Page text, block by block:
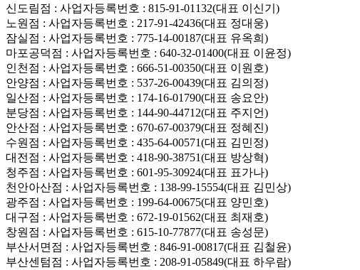
신도림점 : 사업자등록번호 : 815-91-01132(대표 이신기)
노원점 : 사업자등록번호 : 217-91-42436(대표 정대웅)
잠실점 : 사업자등록번호 : 775-14-00187(대표 유옥희)
마포공덕점 : 사업자등록번호 : 640-32-01400(대표 이윤정)
인천점 : 사업자등록번호 : 666-51-00350(대표 이원호)
안양점 : 사업자등록번호 : 537-26-00439(대표 김의정)
일산점 : 사업자등록번호 : 174-16-01790(대표 송요안)
분당점 : 사업자등록번호 : 144-90-44712(대표 주지언)
안산점 : 사업자등록번호 : 670-67-00379(대표 정혜진)
수원점 : 사업자등록번호 : 435-64-00571(대표 김민정)
대전점 : 사업자등록번호 : 418-90-38751(대표 방상혁)
청주점 : 사업자등록번호 : 601-95-30924(대표 표가나)
천안아산점 : 사업자등록번호 : 138-99-15554(대표 김민상)
광주점 : 사업자등록번호 : 199-64-00675(대표 양민호)
대구점 : 사업자등록번호 : 672-19-01562(대표 최재호)
창원점 : 사업자등록번호 : 615-10-77877(대표 송성문)
부산서면점 : 사업자등록번호 : 846-91-00817(대표 김철윤)
부산센텀점 : 사업자등록번호 : 208-91-05849(대표 하우람)